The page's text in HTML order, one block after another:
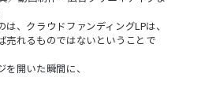
、クラウドファンディングLPは、
売れるものではないということで
を開いた瞬間に、